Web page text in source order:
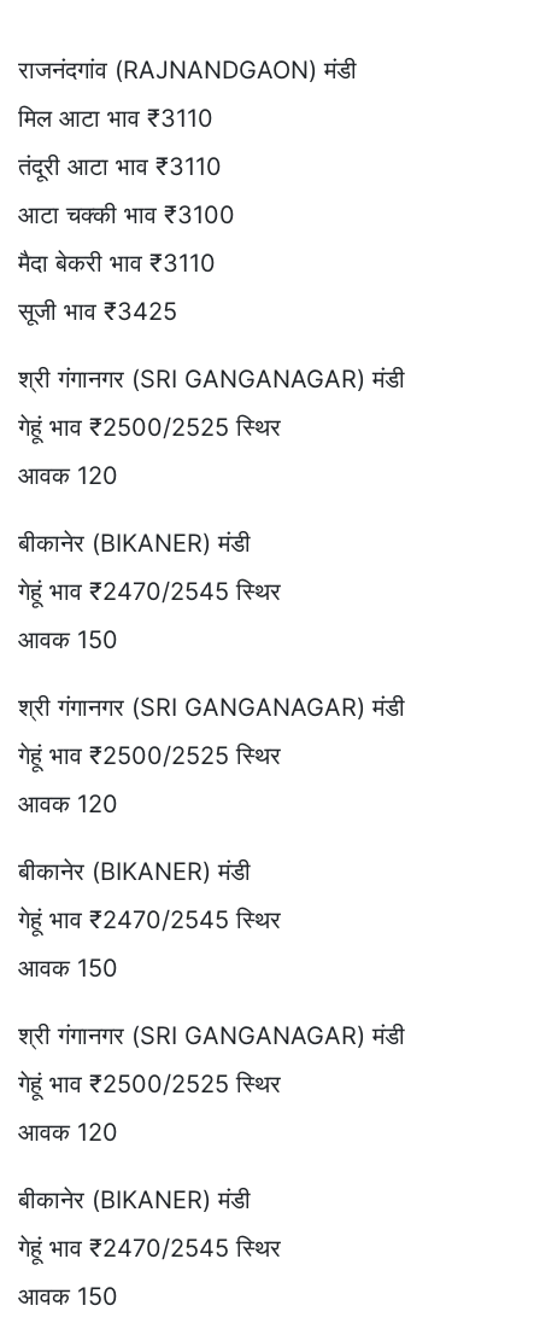
राजनंदगांव (RAJNANDGAON) मंडी
मिल आटा भाव ₹3110
तंदूरी आटा भाव ₹3110
आटा चक्की भाव ₹3100
मैदा बेकरी भाव ₹3110
सूजी भाव ₹3425
श्री गंगानगर (SRI GANGANAGAR) मंडी
गेहूं भाव ₹2500/2525 स्थिर
आवक 120
बीकानेर (BIKANER) मंडी
गेहूं भाव ₹2470/2545 स्थिर
आवक 150
श्री गंगानगर (SRI GANGANAGAR) मंडी
गेहूं भाव ₹2500/2525 स्थिर
आवक 120
बीकानेर (BIKANER) मंडी
गेहूं भाव ₹2470/2545 स्थिर
आवक 150
श्री गंगानगर (SRI GANGANAGAR) मंडी
गेहूं भाव ₹2500/2525 स्थिर
आवक 120
बीकानेर (BIKANER) मंडी
गेहूं भाव ₹2470/2545 स्थिर
आवक 150